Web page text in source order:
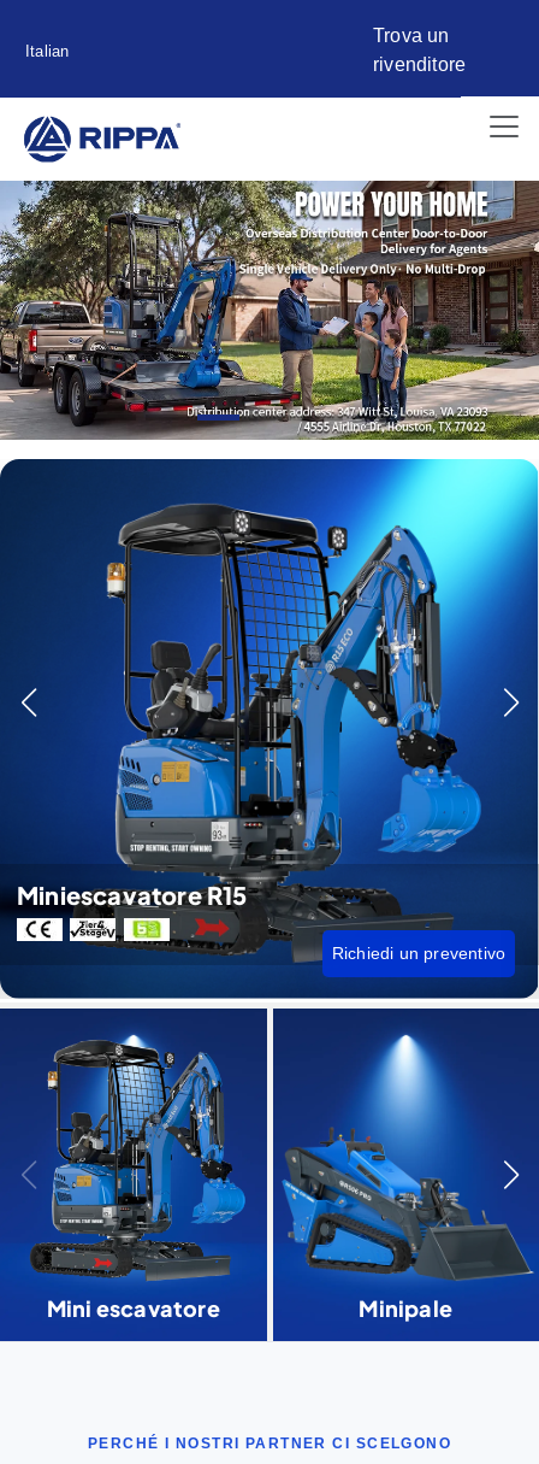
Italian
Trova un
rivenditore
Miniescavatore R15
Richiedi un preventivo
Mini escavatore Minipale
PERCHÉ I NOSTRI PARTNER CI SCELGONO